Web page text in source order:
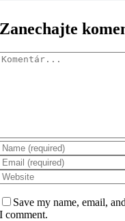
Zanechajte
Save my name, email,
I comment.